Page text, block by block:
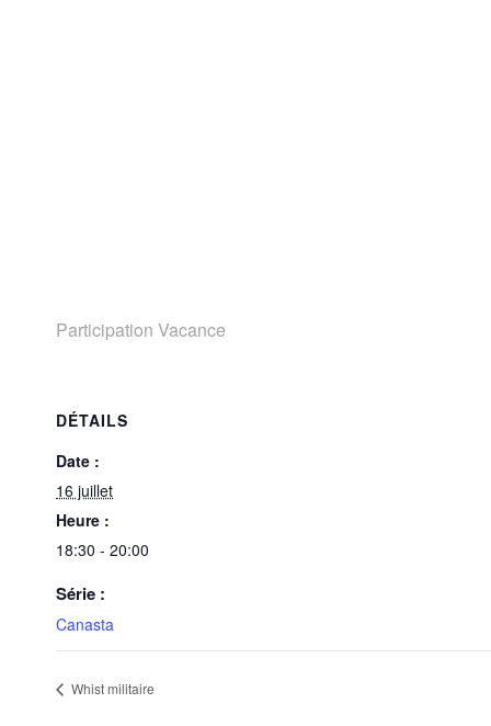
Participation Vacance
DÉTAILS
Date :
16 juillet
Heure :
18:30 - 20:00
Série :
Canasta
Whist militaire